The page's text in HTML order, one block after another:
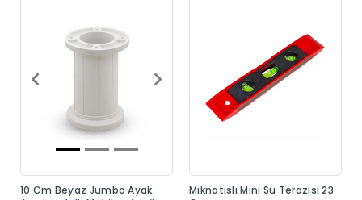
10 Cm Beyaz Jumbo Ayak
Mıknatıslı Mini Su Terazisi 23